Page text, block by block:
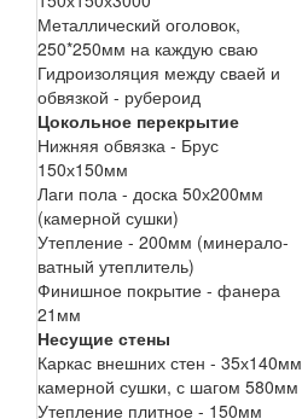
Металлический оголовок,
250*250мм на каждую сваю
Гидроизоляция между сваей и
обвязкой - рубероид
Цокольное перекрытие
Нижняя обвязка - Брус
150х150мм
Лаги пола - доска 50х200мм
(камерной сушки)
Утепление - 200мм (минерало-
ватный утеплитель)
Финишное покрытие - фанера
21мм
Несущие стены
Каркас внешних стен - 35х140мм
камерной сушки, с шагом 580мм
Утепление плитное - 150мм